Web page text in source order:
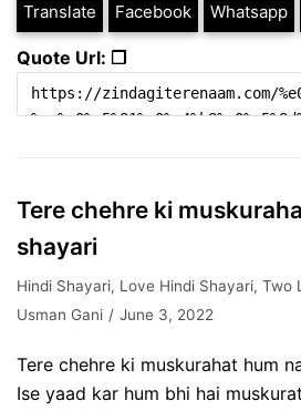
Translate Facebook Whatsapp
Quote Url: ❐
Tere chehre ki
shayari
Hindi Shayari, Love Hindi Shayari, Two
Usman Gani
June 3, 2022
Tere chehre ki muskurahat hum
Ise yaad kar hum bhi hai